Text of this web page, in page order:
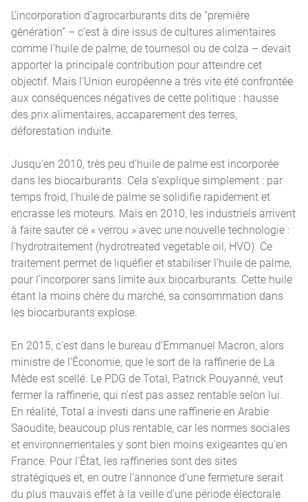
L’incorporation d’agrocarburants dits de “première
génération” – c’est à dire issus de cultures alimentaires
comme l’huile de palme, de tournesol ou de colza – devait
apporter la principale contribution pour atteindre cet
objectif. Mais l’Union européenne a très vite été confrontée
aux conséquences négatives de cette politique : hausse
des prix alimentaires, accaparement des terres,
déforestation induite.
Jusqu’en 2010, très peu d’huile de palme est incorporée
dans les biocarburants. Cela s’explique simplement : par
temps froid, l’huile de palme se solidifie rapidement et
encrasse les moteurs. Mais en 2010, les industriels arrivent
à faire sauter ce « verrou » avec une nouvelle technologie :
l’hydrotraitement (hydrotreated vegetable oil, HVO). Ce
traitement permet de liquéfier et stabiliser l’huile de palme,
pour l’incorporer sans limite aux biocarburants. Cette huile
étant la moins chère du marché, sa consommation dans
les biocarburants explose.
En 2015, c’est dans le bureau d’Emmanuel Macron, alors
ministre de l’Économie, que le sort de la raffinerie de La
Mède est scellé. Le PDG de Total, Patrick Pouyanné, veut
fermer la raffinerie, qui n’est pas assez rentable selon lui.
En réalité, Total a investi dans une raffinerie en Arabie
Saoudite, beaucoup plus rentable, car les normes sociales
et environnementales y sont bien moins exigeantes qu’en
France. Pour l’État, les raffineries sont des sites
stratégiques et, en outre l’annonce d’une fermeture serait
du plus mauvais effet à la veille d’une période électorale.